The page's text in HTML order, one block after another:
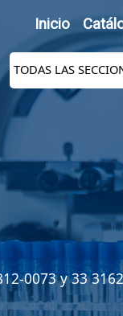
Inicio
0073 y 33